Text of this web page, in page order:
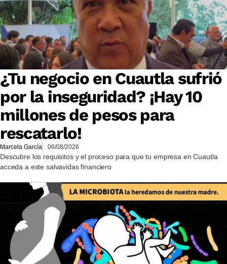
¿Tu negocio en Cuautla sufrió
por la inseguridad? ¡Hay 10
millones de pesos para
rescatarlo!
Marcela García 06/08/2026
Descubre los requisitos y el proceso para que tu empresa en Cuautla
acceda a este salvavidas financiero